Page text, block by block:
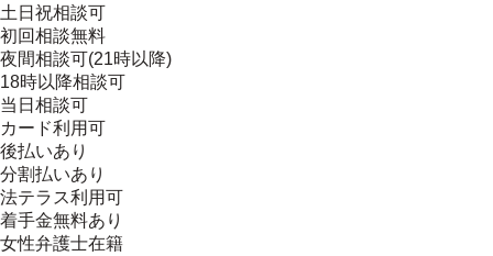
土日祝相談可
初回相談無料
夜間相談可(21時以降)
18時以降相談可
当日相談可
カード利用可
後払いあり
分割払いあり
法テラス利用可
着手金無料あり
女性弁護士在籍